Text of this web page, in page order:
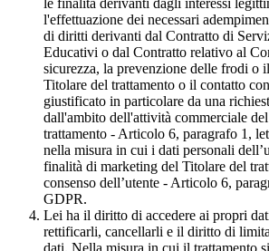
le finalità derivanti dagli interessi
l'effettuazione dei necessari
di diritti derivanti dal Contratto di
Educativi o dal Contratto relativo al
sicurezza, la prevenzione delle frodi o
Titolare del trattamento o il contatto
giustificato in particolare da una
dall'ambito dell'attività commerciale
trattamento - Articolo 6, paragrafo 1,
nella misura in cui i dati personali
finalità di marketing del Titolare del
consenso dell’utente - Articolo 6,
GDPR.
Lei ha il diritto di accedere ai propri
rettificarli, cancellarli e il diritto di
dati. Nella misura in cui il trattamento